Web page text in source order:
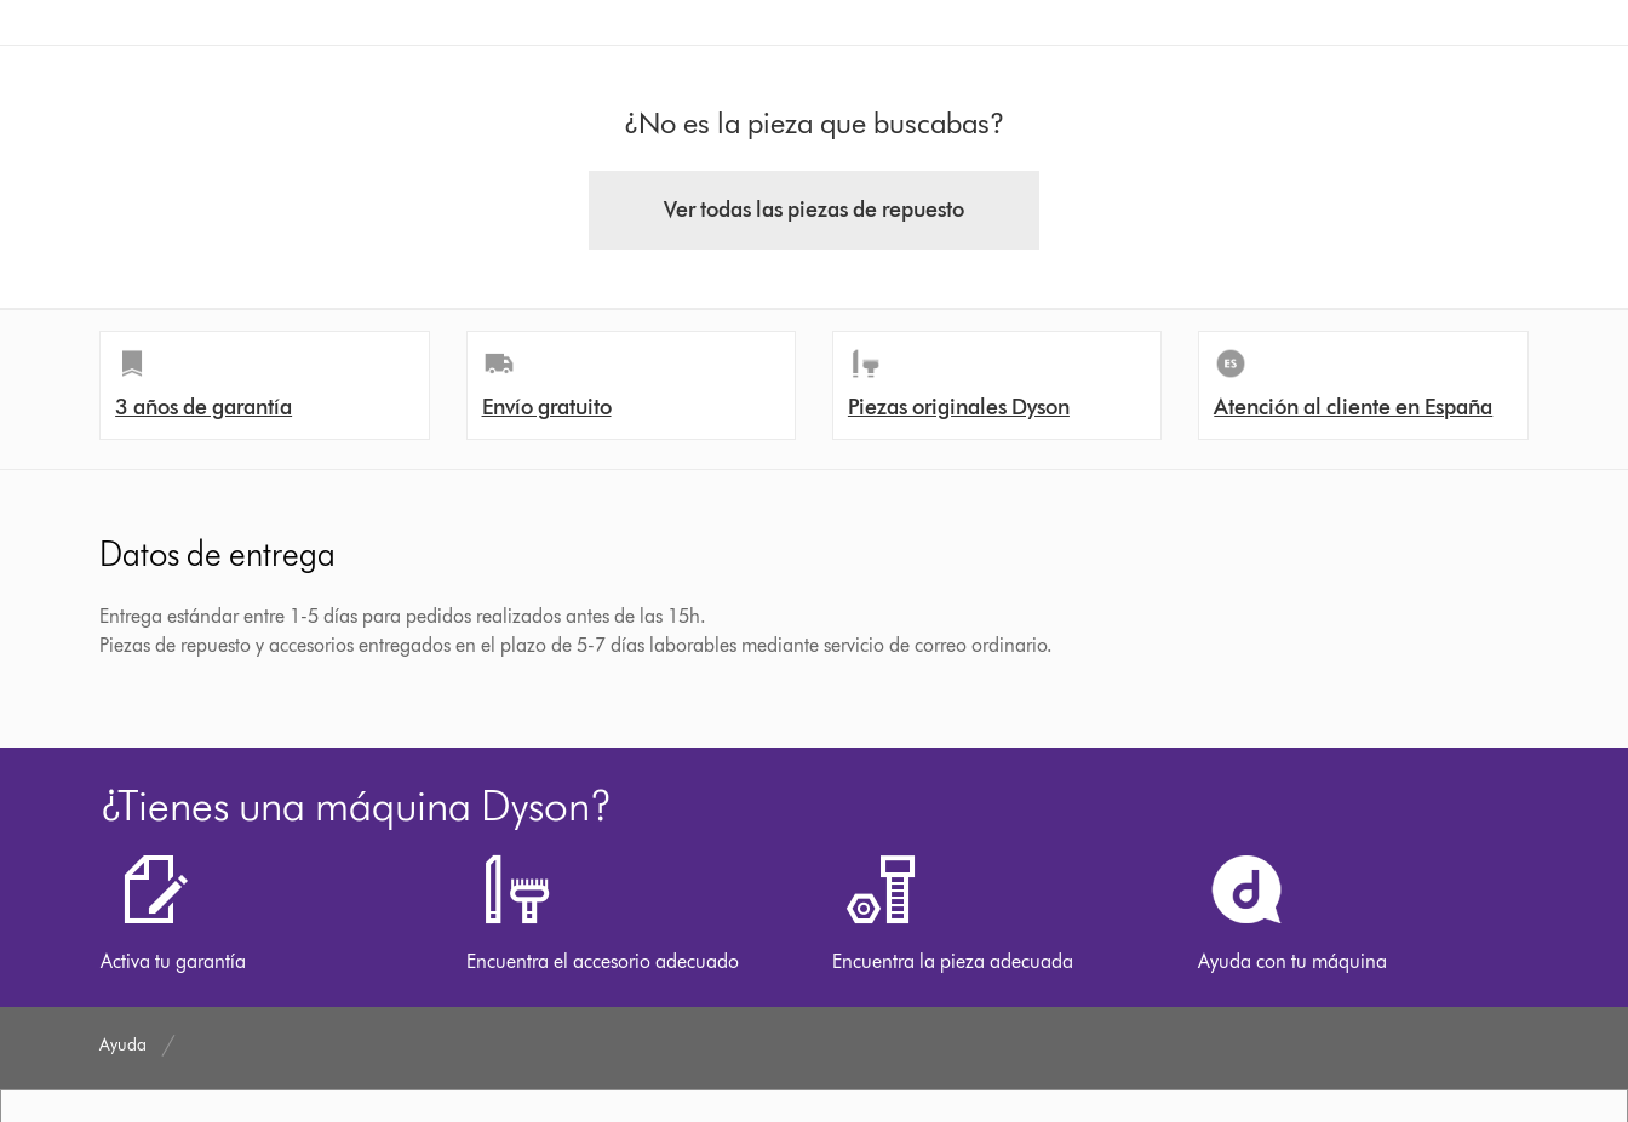
¿No es la pieza que buscabas?
Ver todas las piezas de repuesto
3 años de garantía Envío gratuito Piezas originales Dyson Atención al cliente en España
Datos de entrega
Entrega estándar entre 1-5 días para pedidos realizados antes de las 15h.
Piezas de repuesto y accesorios entregados en el plazo de 5-7 días laborables mediante servicio de correo ordinario.
¿Tienes una máquina Dyson?
Activa tu garantía Encuentra el accesorio adecuado Encuentra la pieza adecuada Ayuda con tu máquina
Ayuda